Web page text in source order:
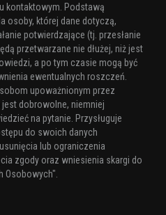
kontaktowym. Podstawą
osoby, której dane dotyczą,
potwierdzające (tj. przesłanie
przetwarzane nie dłużej, niż jest
a po tym czasie mogą być
ewentualnych roszczeń.
upoważnionym przez
dobrowolne, niemniej
na pytanie. Przysługuje
do swoich danych
lub ograniczenia
zgody oraz wniesienia skargi do
Osobowych".